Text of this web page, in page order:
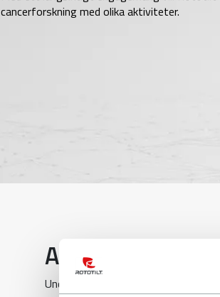
cancerforskning med olika aktiviteter.
Auktion för
Under november ville Rototilt